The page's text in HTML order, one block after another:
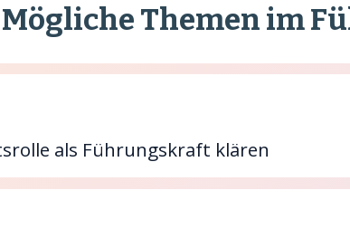
Mögliche Themen im
als Führungskraft klären